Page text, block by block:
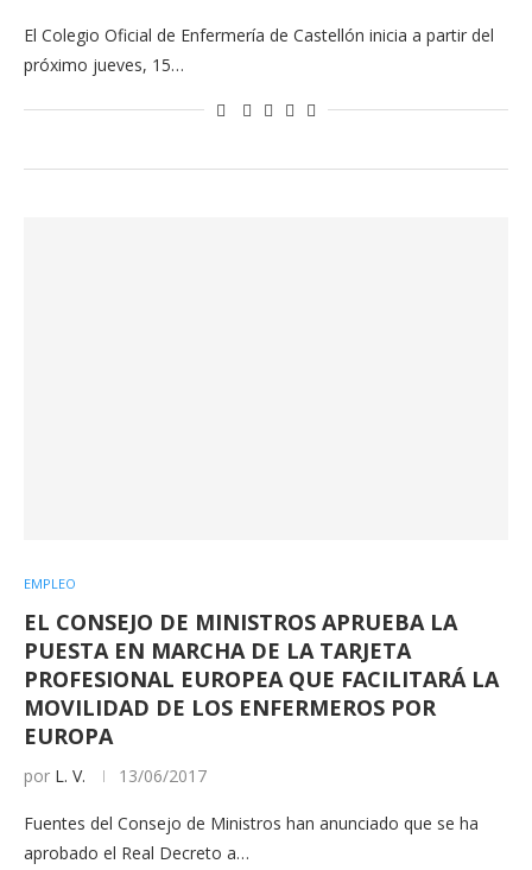
El Colegio Oficial de Enfermería de Castellón inicia a partir del
próximo jueves, 15…
EMPLEO
EL CONSEJO DE MINISTROS APRUEBA LA
PUESTA EN MARCHA DE LA TARJETA
PROFESIONAL EUROPEA QUE FACILITARÁ LA
MOVILIDAD DE LOS ENFERMEROS POR
EUROPA
por L. V. 13/06/2017
Fuentes del Consejo de Ministros han anunciado que se ha
aprobado el Real Decreto a…